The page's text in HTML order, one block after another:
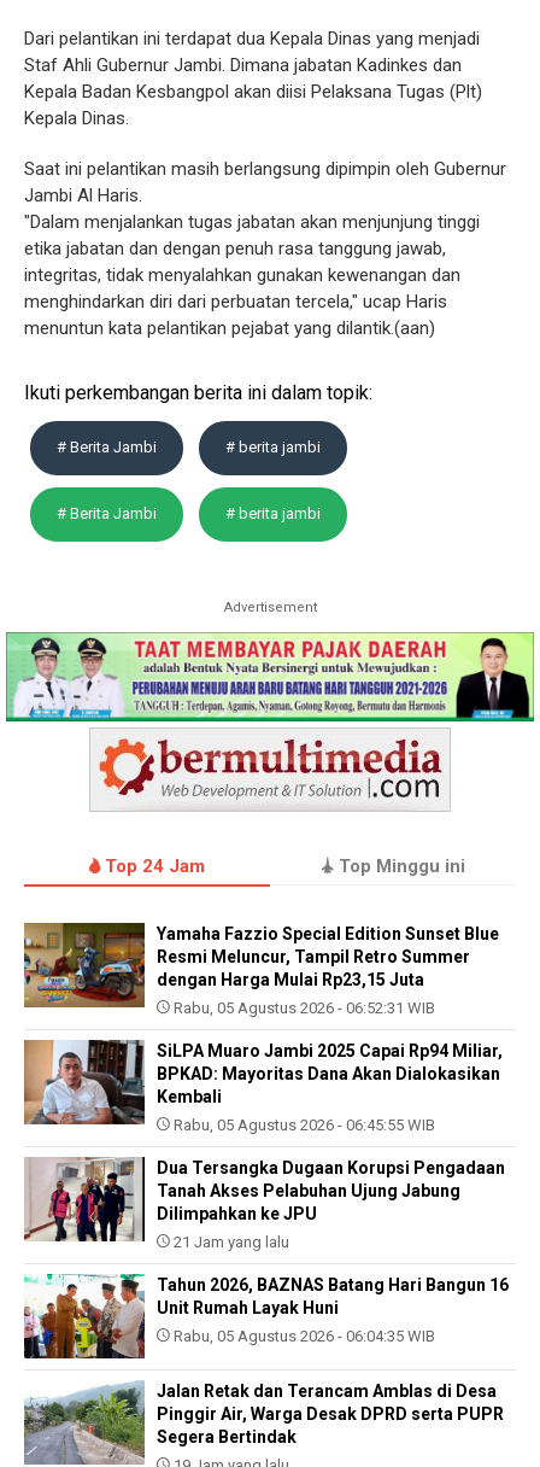
Dari pelantikan ini terdapat dua Kepala Dinas yang menjadi
Staf Ahli Gubernur Jambi. Dimana jabatan Kadinkes dan
Kepala Badan Kesbangpol akan diisi Pelaksana Tugas (Plt)
Kepala Dinas.
Saat ini pelantikan masih berlangsung dipimpin oleh Gubernur
Jambi Al Haris.
"Dalam menjalankan tugas jabatan akan menjunjung tinggi
etika jabatan dan dengan penuh rasa tanggung jawab,
integritas, tidak menyalahkan gunakan kewenangan dan
menghindarkan diri dari perbuatan tercela," ucap Haris
menuntun kata pelantikan pejabat yang dilantik.(aan)
Ikuti perkembangan berita ini dalam topik:
# Berita Jambi # berita jambi
# Berita Jambi # berita jambi
Advertisement
Top 24 Jam Top Minggu ini
Yamaha Fazzio Special Edition Sunset Blue
Resmi Meluncur, Tampil Retro Summer
dengan Harga Mulai Rp23,15 Juta
Rabu, 05 Agustus 2026 - 06:52:31 WIB
SiLPA Muaro Jambi 2025 Capai Rp94 Miliar,
BPKAD: Mayoritas Dana Akan Dialokasikan
Kembali
Rabu, 05 Agustus 2026 - 06:45:55 WIB
Dua Tersangka Dugaan Korupsi Pengadaan
Tanah Akses Pelabuhan Ujung Jabung
Dilimpahkan ke JPU
21 Jam yang lalu
Tahun 2026, BAZNAS Batang Hari Bangun 16
Unit Rumah Layak Huni
Rabu, 05 Agustus 2026 - 06:04:35 WIB
Jalan Retak dan Terancam Amblas di Desa
Pinggir Air, Warga Desak DPRD serta PUPR
Segera Bertindak